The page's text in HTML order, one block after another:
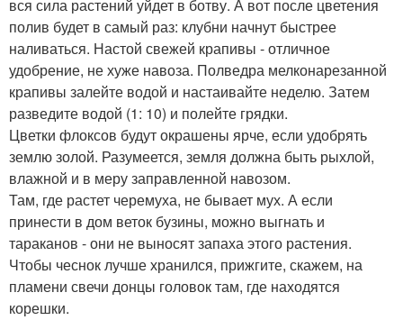
вся сила растений уйдет в ботву. А вот после цветения
полив будет в самый раз: клубни начнут быстрее
наливаться. Настой свежей крапивы - отличное
удобрение, не хуже навоза. Полведра мелконарезанной
крапивы залейте водой и настаивайте неделю. Затем
разведите водой (1: 10) и полейте грядки.
Цветки флоксов будут окрашены ярче, если удобрять
землю золой. Разумеется, земля должна быть рыхлой,
влажной и в меру заправленной навозом.
Там, где растет черемуха, не бывает мух. А если
принести в дом веток бузины, можно выгнать и
тараканов - они не выносят запаха этого растения.
Чтобы чеснок лучше хранился, прижгите, скажем, на
пламени свечи донцы головок там, где находятся
корешки.